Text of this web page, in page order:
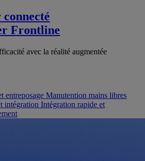
Frontline
avec la réalité augmentée
entreposage Manutention mains libres
intégration Intégration rapide et